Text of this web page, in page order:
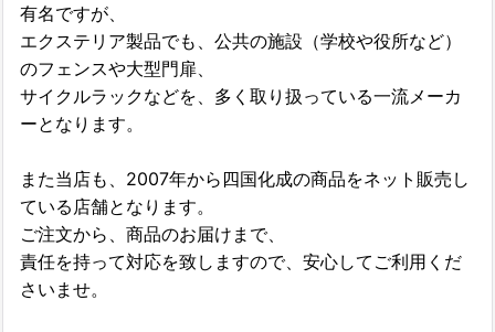
有名ですが、
エクステリア製品でも、公共の施設（学校や役所など）
のフェンスや大型門扉、
サイクルラックなどを、多く取り扱っている一流メーカ
ーとなります。
また当店も、2007年から四国化成の商品をネット販売し
ている店舗となります。
ご注文から、商品のお届けまで、
責任を持って対応を致しますので、安心してご利用くだ
さいませ。